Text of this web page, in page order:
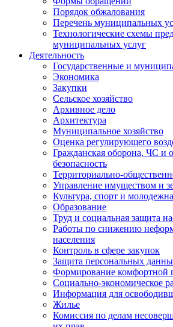
Порядок обжалования
Перечень муниципальных
Технологические схемы
муниципальных услуг
Деятельность
Государственные и
Экономика
Закупки
Сельское хозяйство
Архивное дело
Архитектура
Муниципальное хозяйство
Оценка регулирующего
Гражданская оборона, ЧС и
безопасность
Территориально-
Управление имуществом и
Культура, спорт и
Образование
Труд и социальная защита
Работы по снижению
населения
Контроль в сфере закупок
Защита персональных
Формирование комфортной
Социально-экономическое
Информация для
Жилье
Комиссия по делам